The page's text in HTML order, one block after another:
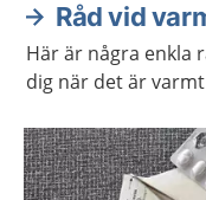
Råd vid
Här är några enkla
dig när det är